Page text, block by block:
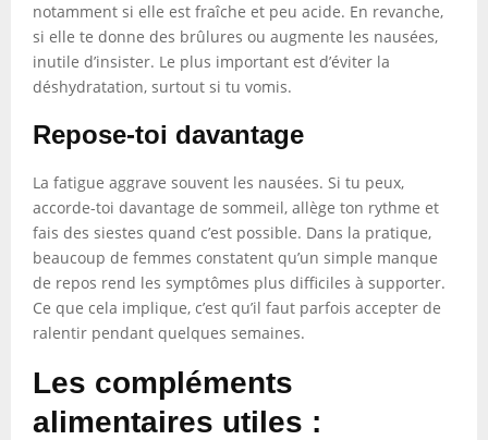
notamment si elle est fraîche et peu acide. En revanche,
si elle te donne des brûlures ou augmente les nausées,
inutile d’insister. Le plus important est d’éviter la
déshydratation, surtout si tu vomis.
Repose-toi davantage
La fatigue aggrave souvent les nausées. Si tu peux,
accorde-toi davantage de sommeil, allège ton rythme et
fais des siestes quand c’est possible. Dans la pratique,
beaucoup de femmes constatent qu’un simple manque
de repos rend les symptômes plus difficiles à supporter.
Ce que cela implique, c’est qu’il faut parfois accepter de
ralentir pendant quelques semaines.
Les compléments
alimentaires utiles :